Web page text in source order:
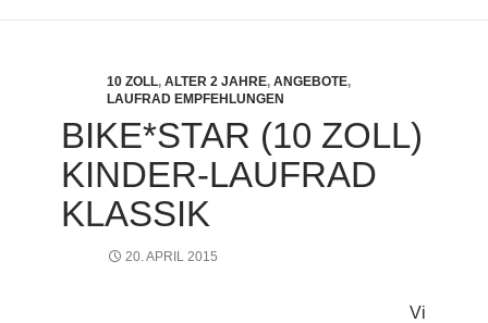
10 ZOLL, ALTER 2 JAHRE, ANGEBOTE,
LAUFRAD EMPFEHLUNGEN
BIKE*STAR (10 ZOLL)
KINDER-LAUFRAD
KLASSIK
20. APRIL 2015
Vi